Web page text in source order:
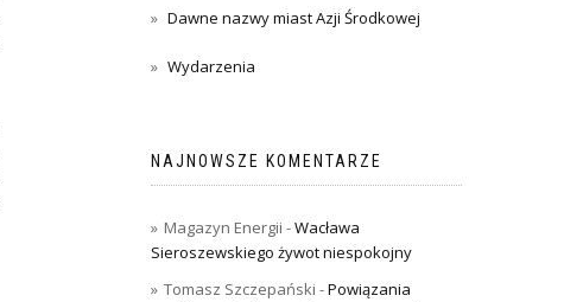
Dawne nazwy miast Azji Środkowej
Wydarzenia
NAJNOWSZE KOMENTARZE
Magazyn Energii -Wacława
Sieroszewskiego żywot niespokojny
Tomasz Szczepański -Powiązania